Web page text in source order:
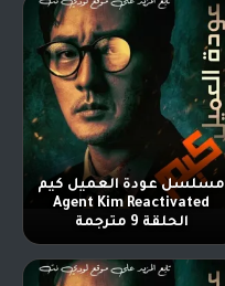
مسلسل عودة العميل كيم
Agent Kim Reactivated
الحلقة 9 مترجمة